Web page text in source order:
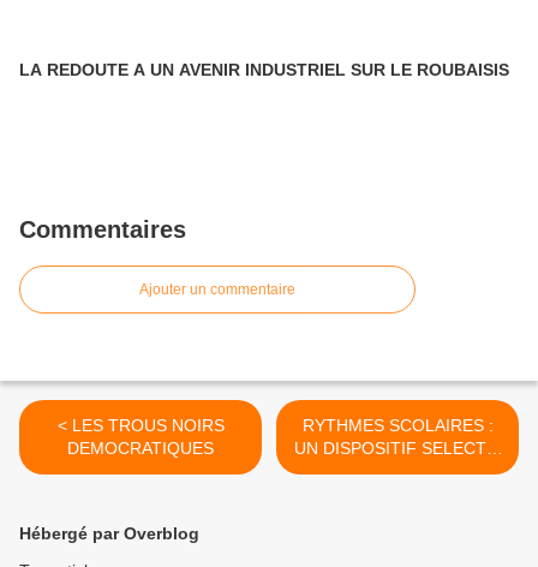
LA REDOUTE A UN AVENIR INDUSTRIEL SUR LE ROUBAISIS
Commentaires
Ajouter un commentaire
< LES TROUS NOIRS
DEMOCRATIQUES
RYTHMES SCOLAIRES :
UN DISPOSITIF SELECTIF
ET INEGALITAIRE >
Hébergé par Overblog